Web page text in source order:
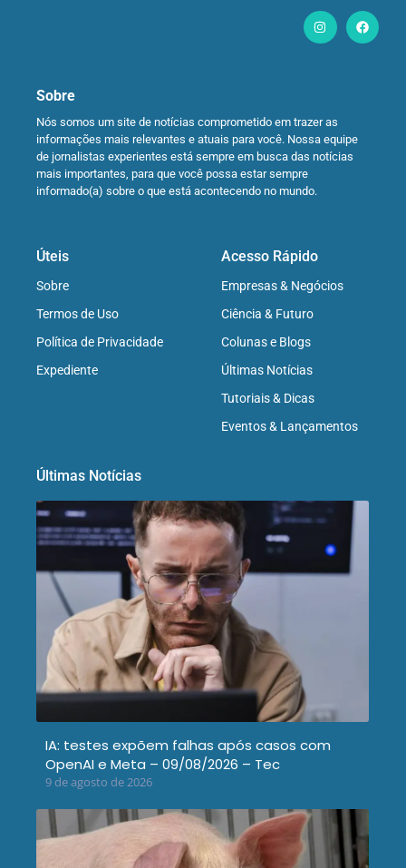
Sobre
Nós somos um site de notícias comprometido em trazer as
informações mais relevantes e atuais para você. Nossa equipe
de jornalistas experientes está sempre em busca das notícias
mais importantes, para que você possa estar sempre
informado(a) sobre o que está acontecendo no mundo.
Úteis
Sobre
Termos de Uso
Política de Privacidade
Expediente
Acesso Rápido
Empresas & Negócios
Ciência & Futuro
Colunas e Blogs
Últimas Notícias
Tutoriais & Dicas
Eventos & Lançamentos
Últimas Notícias
IA: testes expõem falhas após casos com
OpenAI e Meta – 09/08/2026 – Tec
9 de agosto de 2026